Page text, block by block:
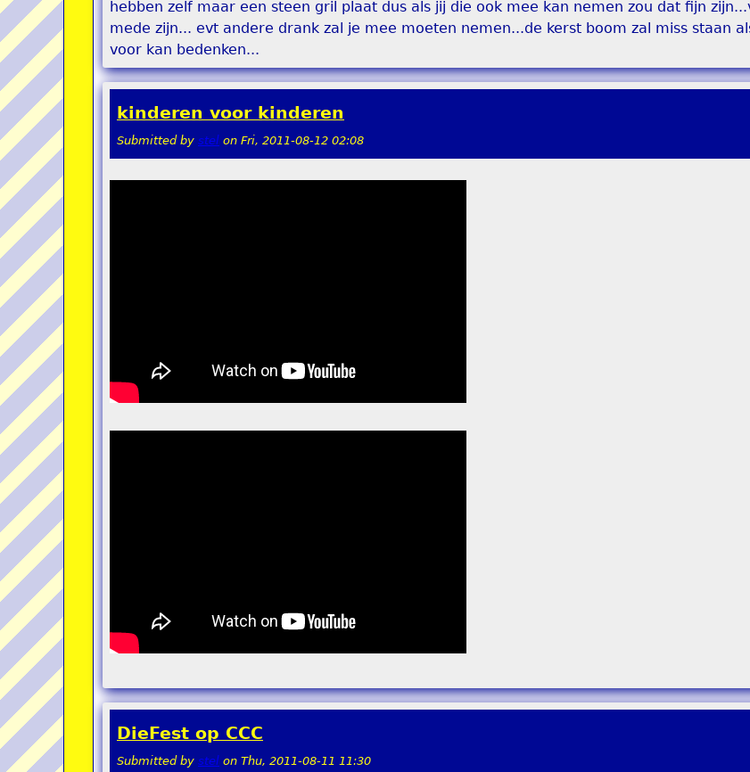
hebben zelf maar een steen gril plaat dus als jij die ook mee kan nemen zou dat fijn
mede zijn... evt andere drank zal je mee moeten nemen...de kerst boom zal miss staan
voor kan bedenken...
kinderen voor kinderen
Submitted by stel on Fri, 2011-08-12 02:08
DieFest op CCC
Submitted by stel on Thu, 2011-08-11 11:30